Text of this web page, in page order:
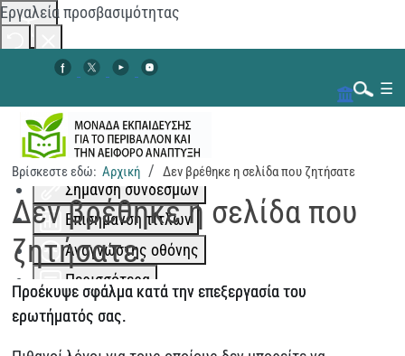
Εργαλεία προσβασιμότητας
Αλλαγή χρωμάτων
Χαμηλή αντίθεση
Ψηλή αντίθεση
Σήμανση συνδέσμων
Επισήμανση τίτλων
Αναγνώστης οθόνης
Περισσότερα
Κλιμάκωση περιεχομένου
Αναζήτηση...
☰
Βρίσκεστε εδώ: Αρχική Δεν βρέθηκε η σελίδα που ζητήσατε
Δεν βρέθηκε η σελίδα που
ζητήσατε.
Προέκυψε σφάλμα κατά την επεξεργασία του
ερωτήματός σας.